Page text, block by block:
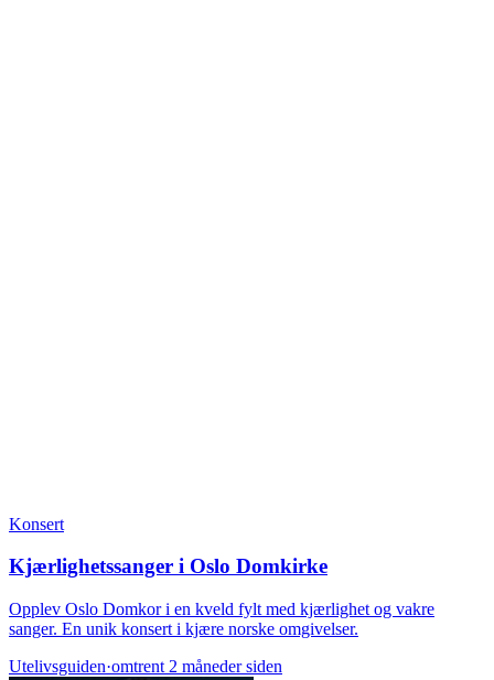
Konsert
Kjærlighetssanger i Oslo Domkirke
Opplev Oslo Domkor i en kveld fylt med kjærlighet og vakre
sanger. En unik konsert i kjære norske omgivelser.
Utelivsguiden·omtrent 2 måneder siden